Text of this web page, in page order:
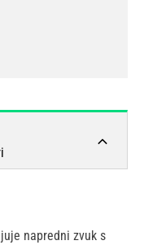
napredni zvuk s